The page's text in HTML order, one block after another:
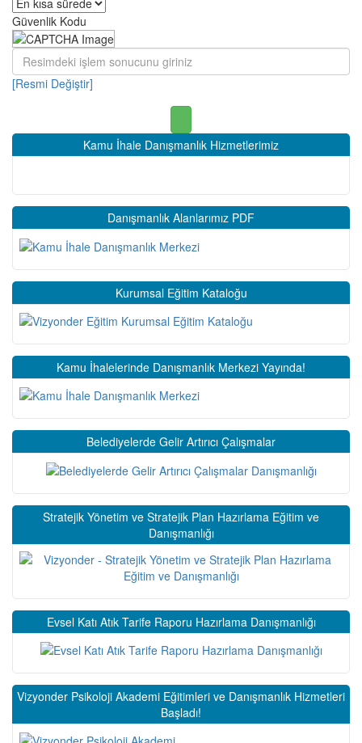
Güvenlik Kodu
[Resmi Değiştir]
Kamu İhale Danışmanlık Hizmetlerimiz
Danışmanlık Alanlarımız PDF
Kurumsal Eğitim Kataloğu
Kamu İhalelerinde Danışmanlık Merkezi Yayında!
Belediyelerde Gelir Artırıcı Çalışmalar
Stratejik Yönetim ve Stratejik Plan Hazırlama Eğitim ve
Danışmanlığı
Evsel Katı Atık Tarife Raporu Hazırlama Danışmanlığı
Vizyonder Psikoloji Akademi Eğitimleri ve Danışmanlık Hizmetleri
Başladı!